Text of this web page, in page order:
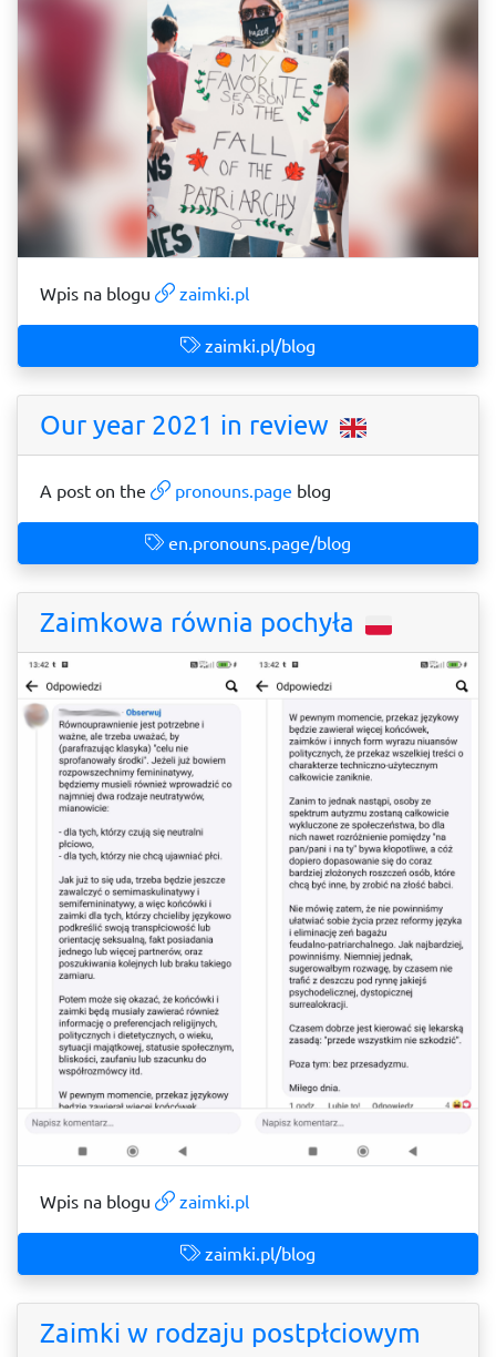
Wpis na blogu zaimki.pl
zaimki.pl/blog
Our year 2021 in review
A post on the pronouns.page blog
en.pronouns.page/blog
Zaimkowa równia pochyła
Wpis na blogu zaimki.pl
zaimki.pl/blog
Zaimki w rodzaju postpłciowym